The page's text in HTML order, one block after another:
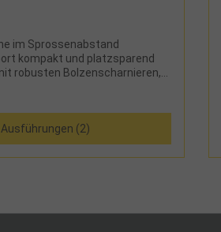
im Sprossenabstand
kompakt und platzsparend
robusten Bolzenscharnieren,
4 Zuggriffe mit Kunststoff-
konisch für sicheren Stand
(2)